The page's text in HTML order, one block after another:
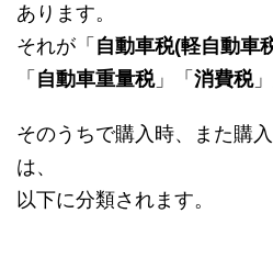
あります。
それが「 自動車税(軽自動車
「 自動車重量税」「 消費税
そのうちで購入時、また購
は、
以下に分類されます。